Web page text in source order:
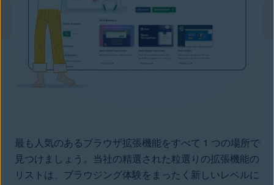
最も人気のあるブラウザ拡張機能をすべて 1 つの場所で
見つけましょう。当社の精選された粒選りの拡張機能の
リストは、ブラウジング体験をまったく新しいレベルに